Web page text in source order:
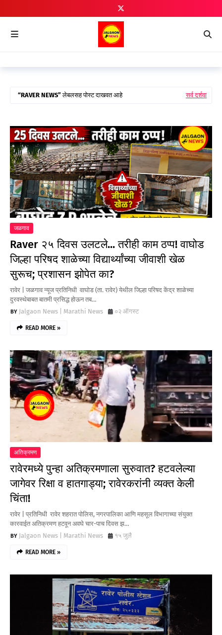
RAVER NEWS लेबलसह पोस्ट दाखवत आहे सर्व दर्शवा
जळगाव
Raver २५ दिवस उलटले... तरीही काम ठप्प! वाघोड
जिल्हा परिषद शाळेच्या विद्यार्थ्यांच्या जीवाशी खेळ
सुरूच; प्रशासन झोपेत का?
रावेर | जळगाव न्यूज प्रतिनिधी वाघोड (ता. रावेर) येथील जिल्हा परिषद केंद्र शाळेच्या
दुरवस्थेबाबत बातमी प्रसिद्ध होऊन तब…
Jalgaon News | Marathi News
०२ ऑगस्ट
READ MORE »
अतिक्रमण
रावेरमध्ये पुन्हा अतिक्रमणाला सुरुवात? हटवलेल्या
जागेवर रिक्षा व हातगाड्या; रावेरकरांनी व्यक्त केली
चिंता!
रावेर | प्रतिनिधी रावेर शहरात पोलिस, नगरपालिका आणि महसूल विभागाच्या संयुक्त
कारवाईत अतिक्रमण हटवून अवघे चार-पाच दिवस झ…
Jalgaon News | Marathi News
१५ जुलै
READ MORE »